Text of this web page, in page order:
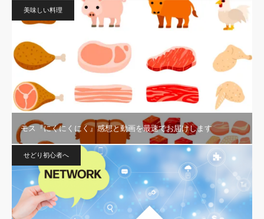
美味しい料理
モス『にくにくにく』感想と動画を最速でお届けします
せどり初心者へ